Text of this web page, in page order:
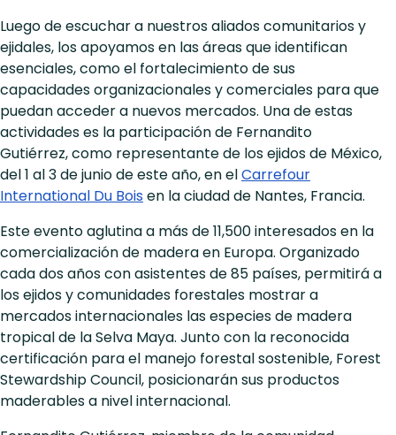
Luego de escuchar a nuestros aliados comunitarios y
ejidales, los apoyamos en las áreas que identifican
esenciales, como el fortalecimiento de sus
capacidades organizacionales y comerciales para que
puedan acceder a nuevos mercados. Una de estas
actividades es la participación de Fernandito
Gutiérrez, como representante de los ejidos de México,
del 1 al 3 de junio de este año, en elCarrefour
International Du Boisen la ciudad de Nantes, Francia.
Este evento aglutina a más de 11,500 interesados en la
comercialización de madera en Europa. Organizado
cada dos años con asistentes de 85 países, permitirá a
los ejidos y comunidades forestales mostrar a
mercados internacionales las especies de madera
tropical de la Selva Maya. Junto con la reconocida
certificación para el manejo forestal sostenible, Forest
Stewardship Council, posicionarán sus productos
maderables a nivel internacional.